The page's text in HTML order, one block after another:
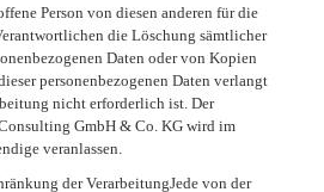
Person von diesen anderen für die
die Löschung sämtlicher
Daten oder von Kopien
personenbezogenen Daten verlangt
nicht erforderlich ist. Der
GmbH & Co. KG wird im
veranlassen.
der VerarbeitungJede von der